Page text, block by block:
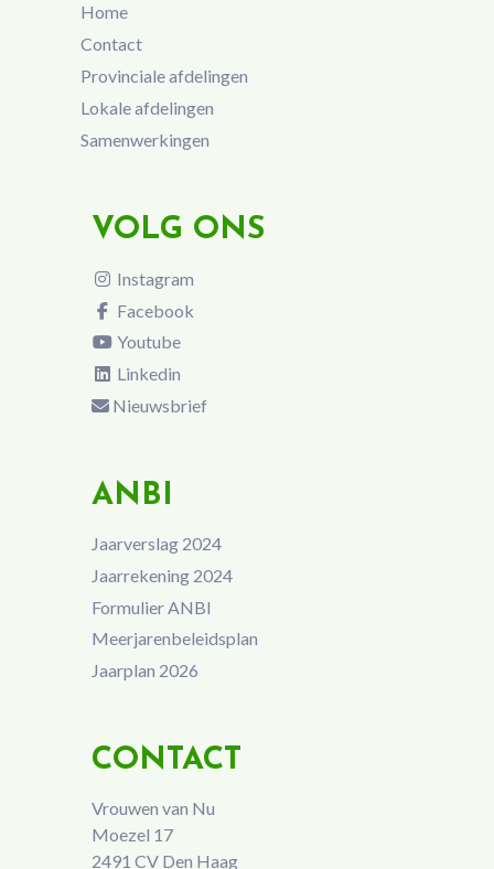
Home
Contact
Provinciale afdelingen
Lokale afdelingen
Samenwerkingen
VOLG ONS
Instagram
Facebook
Youtube
Linkedin
Nieuwsbrief
ANBI
Jaarverslag 2024
Jaarrekening 2024
Formulier ANBI
Meerjarenbeleidsplan
Jaarplan 2026
CONTACT
Vrouwen van Nu
Moezel 17
2491 CV Den Haag